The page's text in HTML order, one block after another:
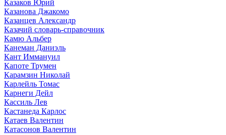
Казаков Юрий
Казанова Джакомо
Казанцев Александр
Казачий словарь-справочник
Камю Альбер
Канеман Даниэль
Кант Иммануил
Капоте Трумен
Карамзин Николай
Карлейль Томас
Карнеги Дейл
Кассиль Лев
Кастанеда Карлос
Катаев Валентин
Катасонов Валентин